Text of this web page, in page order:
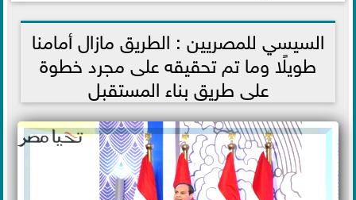
2022-01-23 13:57:28
السيسي للمصريين : الطريق مازال أمامنا
طويلًا وما تم تحقيقه على مجرد خطوة
على طريق بناء المستقبل